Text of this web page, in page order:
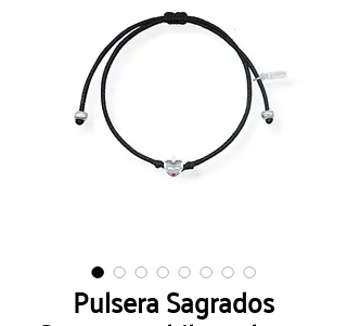
Pulsera Sagrados